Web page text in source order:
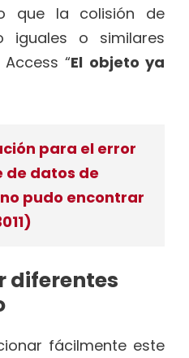
que la colisión de
iguales o similares
“El objeto ya
para el error
de datos de
pudo encontrar
diferentes
fácilmente este